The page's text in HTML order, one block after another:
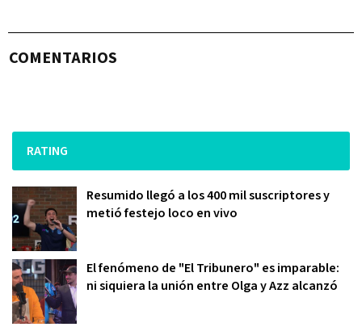
COMENTARIOS
RATING
Resumido llegó a los 400 mil suscriptores y
metió festejo loco en vivo
El fenómeno de "El Tribunero" es imparable:
ni siquiera la unión entre Olga y Azz alcanzó